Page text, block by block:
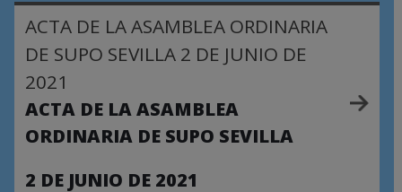
ACTA DE LA ASAMBLEA ORDINARIA
DE SUPO SEVILLA 2 DE JUNIO DE
2021
ACTA DE LA ASAMBLEA
ORDINARIA DE SUPO SEVILLA
2 DE JUNIO DE 2021